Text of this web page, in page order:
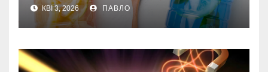
КВІ 3, 2026 ПАВЛО